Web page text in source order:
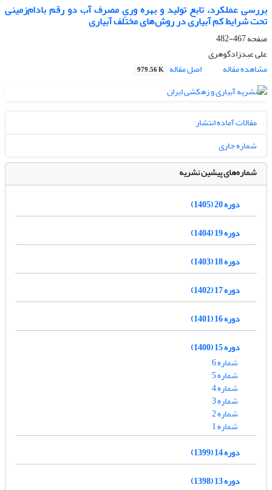
بررسی عملکرد، تابع تولید و بهره وریِ مصرف آب دو رقم بادام‌زمینی
تحت شرایط کم آبیاری در روش‌های مختلف آبیاری
صفحه467-482
علی عبدزادگوهری
مشاهده مقاله
اصل مقاله 979.56 K
مقالات آماده انتشار
شماره جاری
شماره‌های پیشین نشریه
دوره 20 (1405)
دوره 19 (1404)
دوره 18 (1403)
دوره 17 (1402)
دوره 16 (1401)
دوره 15 (1400)
شماره 6
شماره 5
شماره 4
شماره 3
شماره 2
شماره 1
دوره 14 (1399)
دوره 13 (1398)